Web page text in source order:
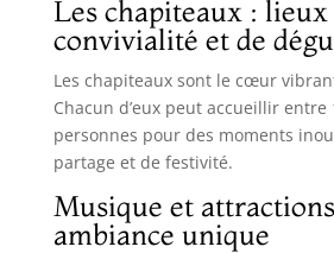
Les chapiteaux : lieux
convivialité et de
Les chapiteaux sont le cœur
Chacun d’eux peut accueillir entre
personnes pour des moments
partage et de festivité.
Musique et
ambiance unique